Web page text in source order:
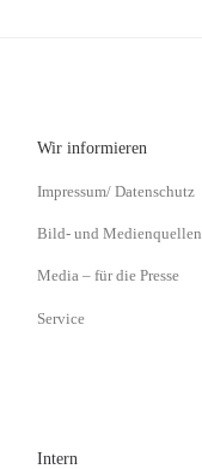
Wir informieren
Impressum/ Datenschutz
Bild- und Medienquellen
Media – für die Presse
Service
Intern